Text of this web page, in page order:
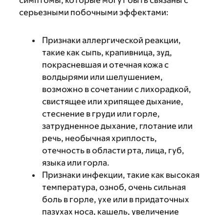
серьезными побочными эффектами:
Признаки аллергической реакции,
такие как сыпь, крапивница, зуд,
покрасневшая и отечная кожа с
волдырями или шелушением,
возможно в сочетании с лихорадкой,
свистящее или хрипящее дыхание,
стеснение в груди или горле,
затрудненное дыхание, глотание или
речь, необычная хриплость,
отечность в области рта, лица, губ,
языка или горла.
Признаки инфекции, такие как высокая
температура, озноб, очень сильная
боль в горле, ухе или в придаточных
пазухах носа, кашель, увеличение